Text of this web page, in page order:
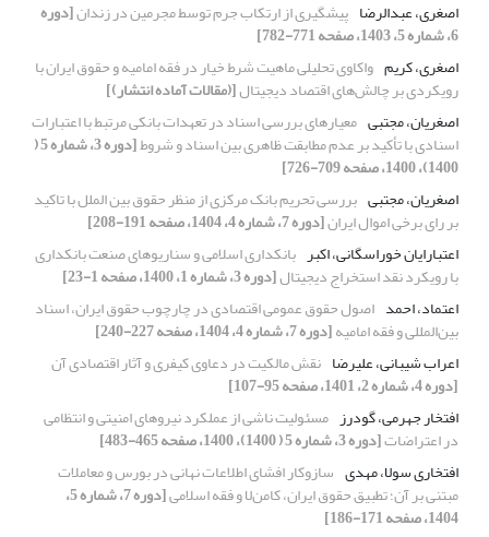
اصغری، عبدالرضا پیشگیری از ارتکاب جرم توسط مجرمین در زندان[دوره
6، شماره 5، 1403، صفحه 771-782]
اصغری، کریم واکاوی تحلیلی ماهیت شرط خیار در فقه امامیه و حقوق ایران با
رویکردی بر چالش‌های اقتصاد دیجیتال[(مقالات آماده انتشار)]
اصغریان، مجتبی معیارهای بررسی اسناد در تعهدات بانکی مرتبط با اعتبارات
اسنادی با تأکید بر عدم مطابقت ظاهری بین اسناد و شروط [دوره 3، شماره 5 (
1400)، 1400، صفحه 709-726]
اصغریان، مجتبی بررسی تحریم بانک مرکزی از منظر حقوق بین الملل با تاکید
بر رای برخی اموال ایران[دوره 7، شماره 4، 1404، صفحه 191-208]
اعتبارایان خوراسگانی، اکبر بانکداری اسلامی و سناریوهای صنعت بانکداری
با رویکرد نقد استخراج دیجیتال[دوره 3، شماره 1، 1400، صفحه 1-23]
اعتماد، احمد اصول حقوق عمومی اقتصادی در چارچوب حقوق ایران، اسناد
بین‌المللی و فقه امامیه[دوره 7، شماره 4، 1404، صفحه 227-240]
اعراب شیبانی، علیرضا نقش مالکیت در دعاوی کیفری و آثار اقتصادی آن
[دوره 4، شماره 2، 1401، صفحه 95-107]
افتخار جهرمی، گودرز مسئولیت ناشی از عملکرد نیروهای امنیتی و انتظامی
در اعتراضات[دوره 3، شماره 5 ( 1400)، 1400، صفحه 465-483]
افتخاری سولا، مهدی سازوکار افشای اطلاعات نهانی در بورس و معاملات
مبتنی بر آن؛ تطبیق حقوق ایران، کامن‌لا و فقه اسلامی [دوره 7، شماره 5،
1404، صفحه 171-186]